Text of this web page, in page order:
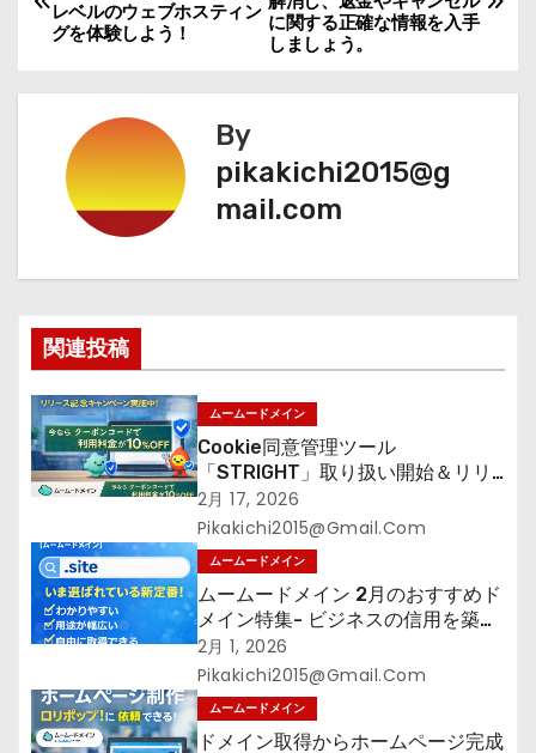
稿
ゲ
シ
ョ
ン
に関する正確な情報を入手
しましょう。
レベルのウェブホスティン
グを体験しよう！
By
pikakichi2015@g
mail.com
関連投稿
ムームードメイン
Cookie同意管理ツール
「STRIGHT」取り扱い開始＆リリ
ース記念キャンペーン【ムームード
メイン】
2月 17, 2026
Pikakichi2015@gmail.com
ムームードメイン
ムームードメイン 2月のおすすめド
メイン特集- ビジネスの信用を築く
――そのすべての起点となるのが独
自ドメイン
2月 1, 2026
Pikakichi2015@gmail.com
ムームードメイン
ドメイン取得からホームページ完成